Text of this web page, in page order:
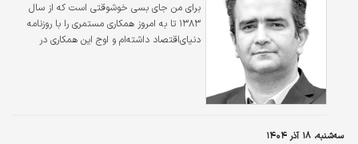
برای من جای بسی خوشوقتی است که از سال
۱۳۸۳ تا به امروز همکاری مستمری را با روزنامه
دنیای‌اقتصاد داشته‌ام و اوج این همکاری در
سه‌شنبه، ۱۸ آذر ۱۴۰۴